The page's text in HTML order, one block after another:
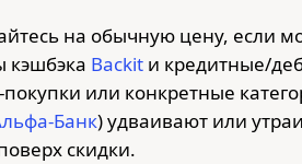
на обычную цену, если
кэшбэка Backitи кредитные/
или конкретные
Банк) удваивают или
скидки.